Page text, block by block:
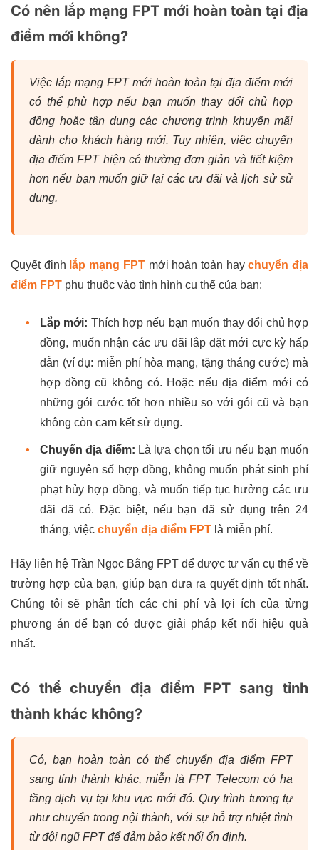
Có nên lắp mạng FPT mới hoàn toàn tại địa
điểm mới không?
Việc lắp mạng FPT mới hoàn toàn tại địa điểm mới
có thể phù hợp nếu bạn muốn thay đổi chủ hợp
đồng hoặc tận dụng các chương trình khuyến mãi
dành cho khách hàng mới. Tuy nhiên, việc chuyển
địa điểm FPT hiện có thường đơn giản và tiết kiệm
hơn nếu bạn muốn giữ lại các ưu đãi và lịch sử sử
dụng.
Quyết định lắp mạng FPTmới hoàn toàn haychuyển địa
điểm FPT phụ thuộc vào tình hình cụ thể của bạn:
• Lắp mới: Thích hợp nếu bạn muốn thay đổi chủ hợp
đồng, muốn nhận các ưu đãi lắp đặt mới cực kỳ hấp
dẫn (ví dụ: miễn phí hòa mạng, tặng tháng cước) mà
hợp đồng cũ không có. Hoặc nếu địa điểm mới có
những gói cước tốt hơn nhiều so với gói cũ và bạn
không còn cam kết sử dụng.
• Chuyển địa điểm: Là lựa chọn tối ưu nếu bạn muốn
giữ nguyên số hợp đồng, không muốn phát sinh phí
phạt hủy hợp đồng, và muốn tiếp tục hưởng các ưu
đãi đã có. Đặc biệt, nếu bạn đã sử dụng trên 24
tháng, việc chuyển địa điểm FPTlà miễn phí.
Hãy liên hệ Trần Ngọc Bằng FPT để được tư vấn cụ thể về
trường hợp của bạn, giúp bạn đưa ra quyết định tốt nhất.
Chúng tôi sẽ phân tích các chi phí và lợi ích của từng
phương án để bạn có được giải pháp kết nối hiệu quả
nhất.
Có thể chuyển địa điểm FPT sang tỉnh
thành khác không?
Có, bạn hoàn toàn có thể chuyển địa điểm FPT
sang tỉnh thành khác, miễn là FPT Telecom có hạ
tầng dịch vụ tại khu vực mới đó. Quy trình tương tự
như chuyển trong nội thành, với sự hỗ trợ nhiệt tình
từ đội ngũ FPT để đảm bảo kết nối ổn định.